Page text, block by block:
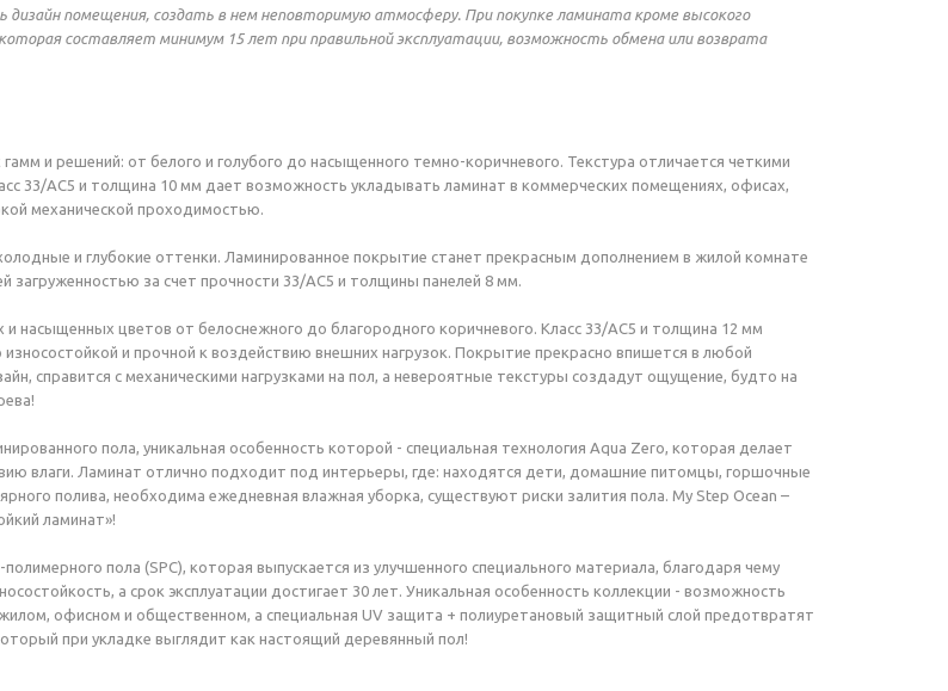
дизайн помещения, создать в нем неповторимую атмосферу. При покупке ламината кроме высокого
составляет минимум 15 лет при правильной эксплуатации, возможность обмена или возврата
и решений: от белого и голубого до насыщенного темно-коричневого. Текстура отличается четкими
33/АС5 и толщина 10 мм дает возможность укладывать ламинат в коммерческих помещениях, офисах,
механической проходимостью.
и глубокие оттенки. Ламинированное покрытие станет прекрасным дополнением в жилой комнате
загруженностью за счет прочности 33/АС5 и толщины панелей 8 мм.
и насыщенных цветов от белоснежного до благородного коричневого. Класс 33/АС5 и толщина 12 мм
и прочной к воздействию внешних нагрузок. Покрытие прекрасно впишется в любой
справится с механическими нагрузками на пол, а невероятные текстуры создадут ощущение, будто на
пола, уникальная особенность которой - специальная технология Aqua Zero, которая делает
влаги. Ламинат отлично подходит под интерьеры, где: находятся дети, домашние питомцы, горшочные
полива, необходима ежедневная влажная уборка, существуют риски залития пола. My Step Ocean –
ламинат»!
пола (SPC), которая выпускается из улучшенного специального материала, благодаря чему
а срок эксплуатации достигает 30 лет. Уникальная особенность коллекции - возможность
офисном и общественном, а специальная UV защита + полиуретановый защитный слой предотвратят
при укладке выглядит как настоящий деревянный пол!